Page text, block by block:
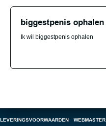
biggestpenis ophalen
Ik wil biggestpenis ophalen
LEVERINGSVOORWAARDEN WEBMASTER